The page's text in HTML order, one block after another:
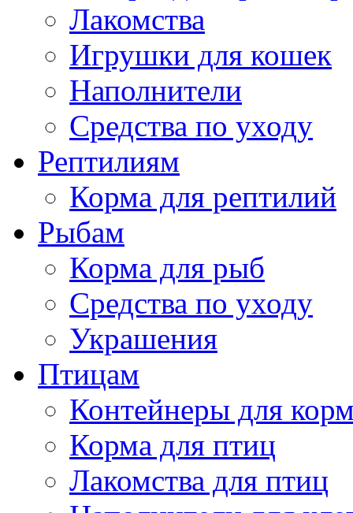
Лакомства
Игрушки для кошек
Наполнители
Средства по уходу
Рептилиям
Корма для рептилий
Рыбам
Корма для рыб
Средства по уходу
Украшения
Птицам
Контейнеры для
Корма для птиц
Лакомства для птиц